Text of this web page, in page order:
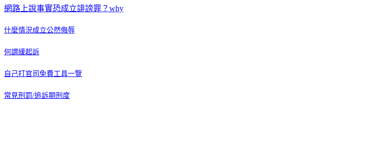
網路上說事實恐成立誹謗罪？why
什麼情況成立公然侮辱
何謂緩起訴
自己打官司免費工具一覽
常見刑罰/追訴期刑度